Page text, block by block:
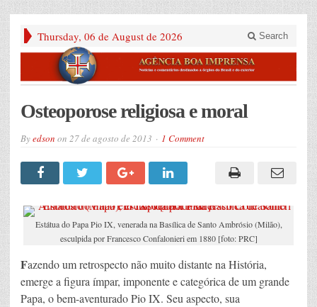
Thursday, 06 de August de 2026 Search
Osteoporose religiosa e moral
Byedson on 27 de agosto de 2013 1 Comment
Estátua do Papa Pio IX, venerada na Basílica de Santo Ambrósio (Milão),
esculpida por Francesco Confalonieri em 1880 [foto: PRC]
Fazendo um retrospecto não muito distante na História,
emerge a figura ímpar, imponente e categórica de um grande
Papa, o bem-aventurado Pio IX. Seu aspecto, sua